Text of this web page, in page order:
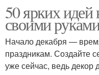
50 ярких идей
своими
Начало декабря —
праздникам. Создайте
уже сейчас, ведь